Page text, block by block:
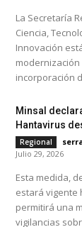
La Secretaría
Ciencia,
Innovación
incorporación
Minsal
Hantavirus
Regional
Julio 29, 2026
Esta medida,
estará vigente
permitirá una
vigilancias